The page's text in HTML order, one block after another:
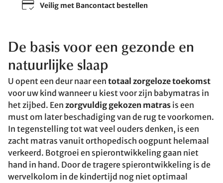
Veilig met Bancontact bestellen
De basis voor een gezonde en
natuurlijke slaap
U opent een deur naar een totaal zorgeloze toekomst
voor uw kind wanneer u kiest voor zijn babymatras in
het zijbed. Een zorgvuldig gekozen matras is een
must om later beschadiging van de rug te voorkomen.
In tegenstelling tot wat veel ouders denken, is een
zacht matras vanuit orthopedisch oogpunt helemaal
verkeerd. Botgroei en spierontwikkeling gaan niet
hand in hand. Door de tragere spierontwikkeling is de
wervelkolom in de kindertijd nog niet optimaal